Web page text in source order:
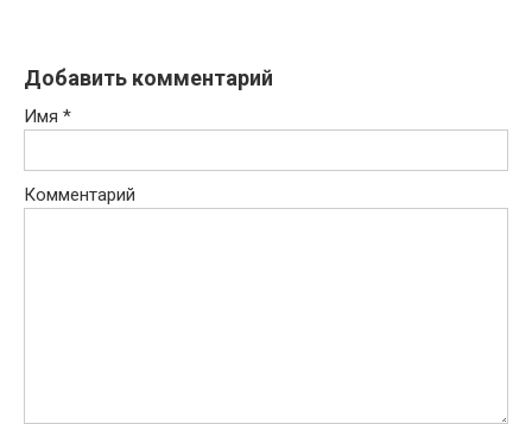
Добавить комментарий
Имя *
Комментарий